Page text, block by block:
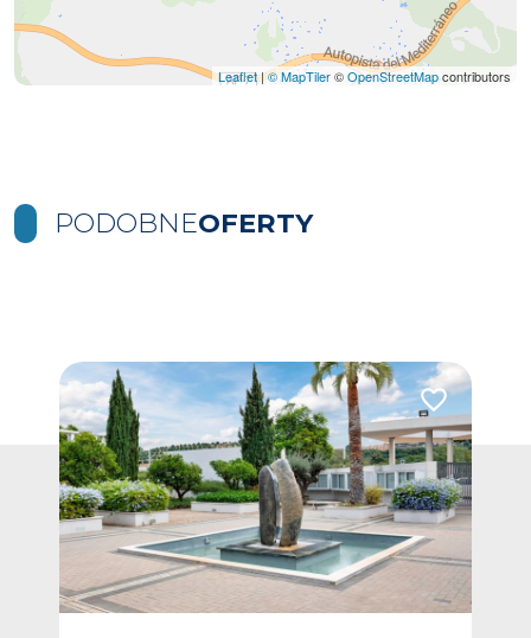
Leaflet|© MapTiler©OpenStreetMapcontributors
PODOBNEOFERTY
Dodaj do ulubionych Dodaj do